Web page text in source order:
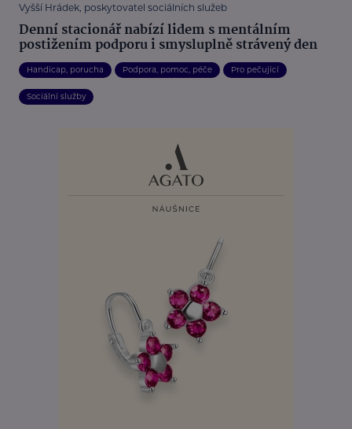
Vyšší Hrádek, poskytovatel sociálních služeb
Denní stacionář nabízí lidem s mentálním
postižením podporu i smysluplně strávený den
Handicap, porucha Podpora, pomoc, péče Pro pečující
Sociální služby